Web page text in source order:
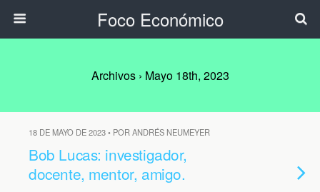
Foco Económico
Archivos › Mayo 18th, 2023
18 DE MAYO DE 2023 • POR ANDRÉS NEUMEYER
Bob Lucas: investigador,
docente, mentor, amigo.